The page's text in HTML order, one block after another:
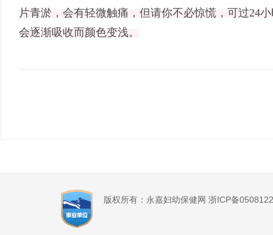
片青淤，会有轻微触痛，但请你不必惊慌，可过24
会逐渐吸收而颜色变浅。
版权所有：永嘉妇幼保健网 浙ICP备